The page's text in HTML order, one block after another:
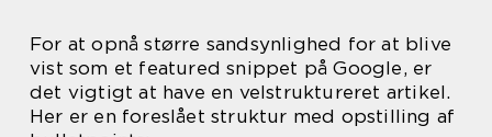
For at opnå større sandsynlighed for at blive
vist som et featured snippet på Google, er
det vigtigt at have en velstruktureret artikel.
Her er en foreslået struktur med opstilling af